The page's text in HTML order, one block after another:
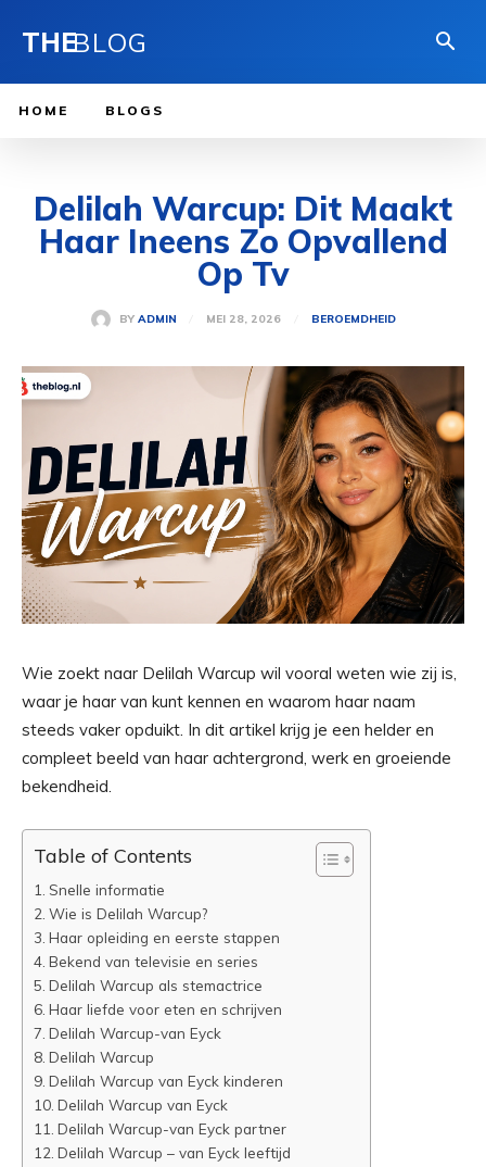
THEBLOG
HOME BLOGS
Delilah Warcup: Dit Maakt
Haar Ineens Zo Opvallend
Op Tv
BY ADMIN MEI 28, 2026 BEROEMDHEID
Wie zoekt naar Delilah Warcup wil vooral weten wie zij is,
waar je haar van kunt kennen en waarom haar naam
steeds vaker opduikt. In dit artikel krijg je een helder en
compleet beeld van haar achtergrond, werk en groeiende
bekendheid.
Table of Contents
Snelle informatie
Wie is Delilah Warcup?
Haar opleiding en eerste stappen
Bekend van televisie en series
Delilah Warcup als stemactrice
Haar liefde voor eten en schrijven
Delilah Warcup-van Eyck
Delilah Warcup
Delilah Warcup van Eyck kinderen
Delilah Warcup van Eyck
Delilah Warcup-van Eyck partner
Delilah Warcup – van Eyck leeftijd